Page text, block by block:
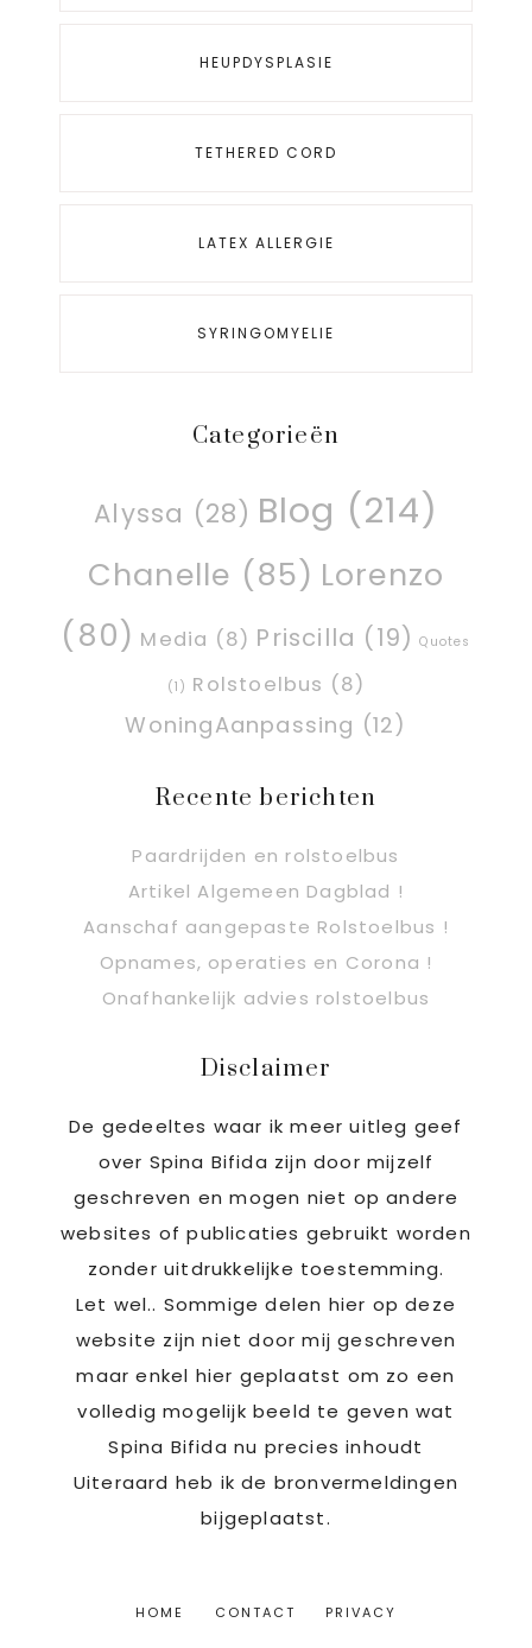
HEUPDYSPLASIE
TETHERED CORD
LATEX ALLERGIE
SYRINGOMYELIE
Categorieën
Alyssa (28) Blog (214)
Chanelle (85) Lorenzo
(80) Media (8) Priscilla (19) Quotes
(1) Rolstoelbus (8)
WoningAanpassing (12)
Recente berichten
Paardrijden en rolstoelbus
Artikel Algemeen Dagblad !
Aanschaf aangepaste Rolstoelbus !
Opnames, operaties en Corona !
Onafhankelijk advies rolstoelbus
Disclaimer
De gedeeltes waar ik meer uitleg geef
over Spina Bifida zijn door mijzelf
geschreven en mogen niet op andere
websites of publicaties gebruikt worden
zonder uitdrukkelijke toestemming.
Let wel.. Sommige delen hier op deze
website zijn niet door mij geschreven
maar enkel hier geplaatst om zo een
volledig mogelijk beeld te geven wat
Spina Bifida nu precies inhoudt
Uiteraard heb ik de bronvermeldingen
bijgeplaatst.
HOME CONTACT PRIVACY